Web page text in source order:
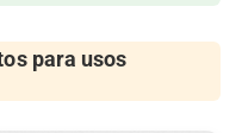
para usos